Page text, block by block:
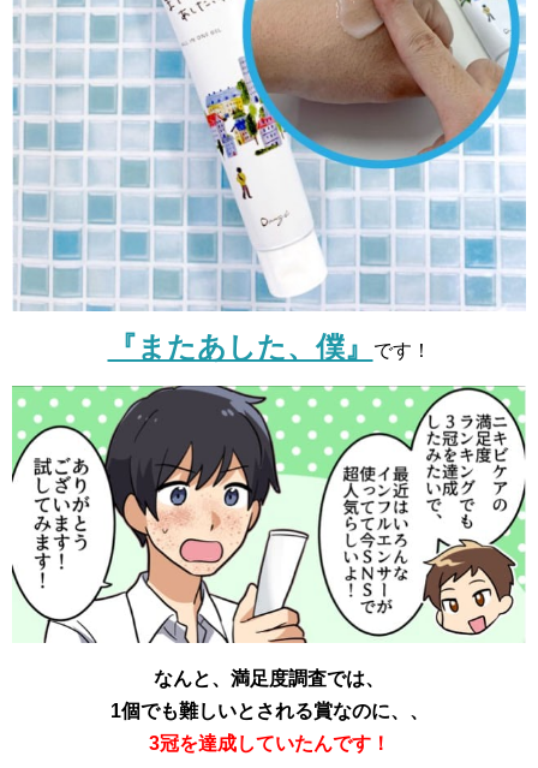
『またあした、僕』 です！
なんと、満足度調査では、
1個でも難しいとされる賞なのに、、
3冠を達成していたんです！